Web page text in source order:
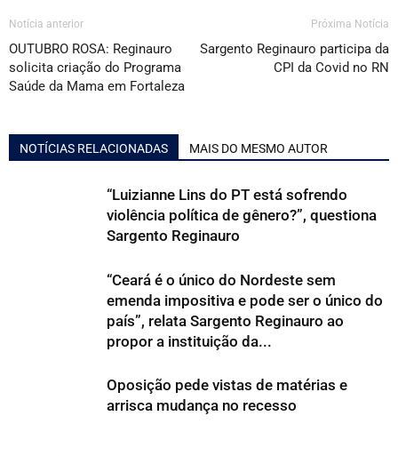
Notícia anterior
OUTUBRO ROSA: Reginauro
solicita criação do Programa
Saúde da Mama em Fortaleza
Próxima Notícia
Sargento Reginauro participa da
CPI da Covid no RN
NOTÍCIAS RELACIONADAS MAIS DO MESMO AUTOR
“Luizianne Lins do PT está sofrendo
violência política de gênero?”, questiona
Sargento Reginauro
“Ceará é o único do Nordeste sem
emenda impositiva e pode ser o único do
país”, relata Sargento Reginauro ao
propor a instituição da...
Oposição pede vistas de matérias e
arrisca mudança no recesso